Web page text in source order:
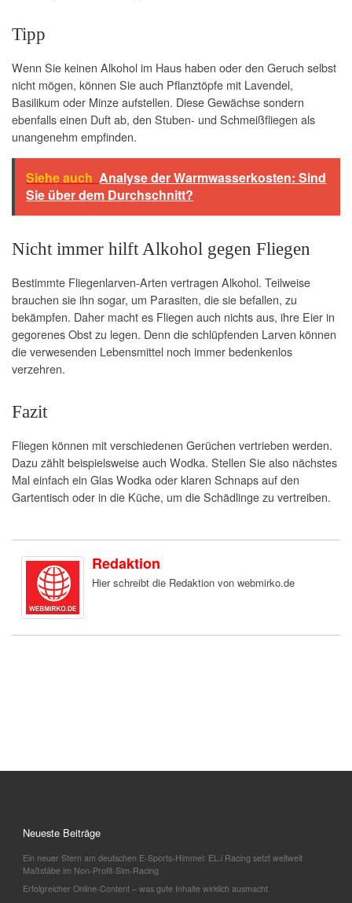
Tipp
Wenn Sie keinen Alkohol im Haus haben oder den Geruch selbst
nicht mögen, können Sie auch Pflanztöpfe mit Lavendel,
Basilikum oder Minze aufstellen. Diese Gewächse sondern
ebenfalls einen Duft ab, den Stuben- und Schmeißfliegen als
unangenehm empfinden.
Siehe auch Analyse der Warmwasserkosten: Sind
Sie über dem Durchschnitt?
Nicht immer hilft Alkohol gegen Fliegen
Bestimmte Fliegenlarven-Arten vertragen Alkohol. Teilweise
brauchen sie ihn sogar, um Parasiten, die sie befallen, zu
bekämpfen. Daher macht es Fliegen auch nichts aus, ihre Eier in
gegorenes Obst zu legen. Denn die schlüpfenden Larven können
die verwesenden Lebensmittel noch immer bedenkenlos
verzehren.
Fazit
Fliegen können mit verschiedenen Gerüchen vertrieben werden.
Dazu zählt beispielsweise auch Wodka. Stellen Sie also nächstes
Mal einfach ein Glas Wodka oder klaren Schnaps auf den
Gartentisch oder in die Küche, um die Schädlinge zu vertreiben.
Redaktion
Hier schreibt die Redaktion von webmirko.de
Neueste Beiträge
Ein neuer Stern am deutschen E-Sports-Himmel: EL.i Racing setzt weltweit
Maßstäbe im Non-Profit-Sim-Racing
Erfolgreicher Online-Content – was gute Inhalte wirklich ausmacht